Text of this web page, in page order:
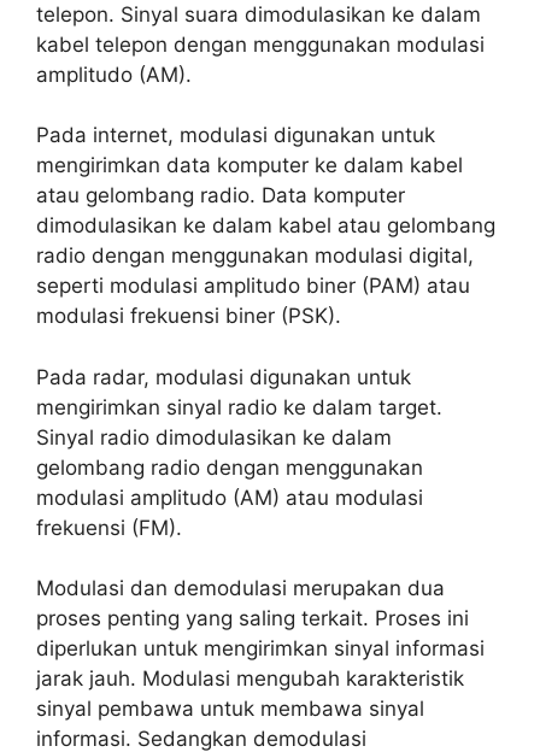
telepon. Sinyal suara dimodulasikan ke dalam
kabel telepon dengan menggunakan modulasi
amplitudo (AM).
Pada internet, modulasi digunakan untuk
mengirimkan data komputer ke dalam kabel
atau gelombang radio. Data komputer
dimodulasikan ke dalam kabel atau gelombang
radio dengan menggunakan modulasi digital,
seperti modulasi amplitudo biner (PAM) atau
modulasi frekuensi biner (PSK).
Pada radar, modulasi digunakan untuk
mengirimkan sinyal radio ke dalam target.
Sinyal radio dimodulasikan ke dalam
gelombang radio dengan menggunakan
modulasi amplitudo (AM) atau modulasi
frekuensi (FM).
Modulasi dan demodulasi merupakan dua
proses penting yang saling terkait. Proses ini
diperlukan untuk mengirimkan sinyal informasi
jarak jauh. Modulasi mengubah karakteristik
sinyal pembawa untuk membawa sinyal
informasi. Sedangkan demodulasi